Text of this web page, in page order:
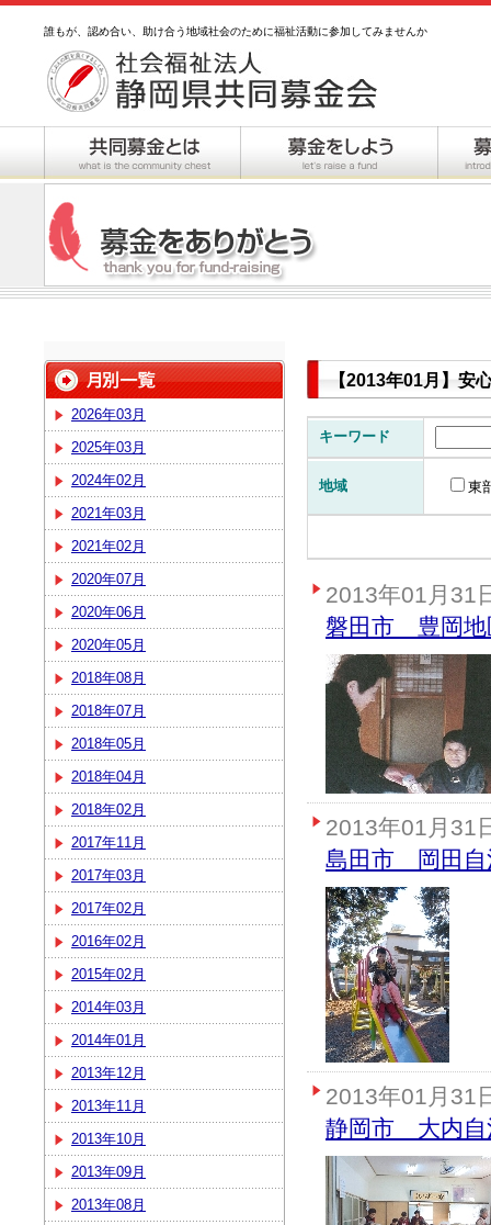
誰もが、認め合い、助け合う地域社会のために福祉活動に参加してみませんか
2026年03月
2025年03月
2024年02月
2021年03月
2021年02月
2020年07月
2020年06月
2020年05月
2018年08月
2018年07月
2018年05月
2018年04月
2018年02月
2017年11月
2017年03月
2017年02月
2016年02月
2015年02月
2014年03月
2014年01月
2013年12月
2013年11月
2013年10月
2013年09月
2013年08月
【2013年01月】安
キーワード
地域 東
2013年01月31
磐田市 豊岡地
2013年01月31
島田市 岡田自
2013年01月31
静岡市 大内自